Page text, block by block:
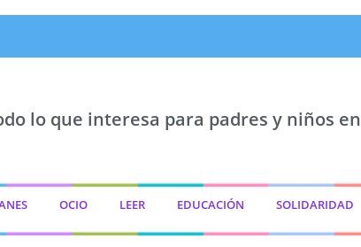
lo que interesa para padres y niños
OCIO LEER EDUCACIÓN SOLIDARIDAD